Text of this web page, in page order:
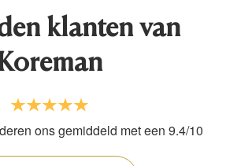
klanten van
ons gemiddeld met een 9.4/10